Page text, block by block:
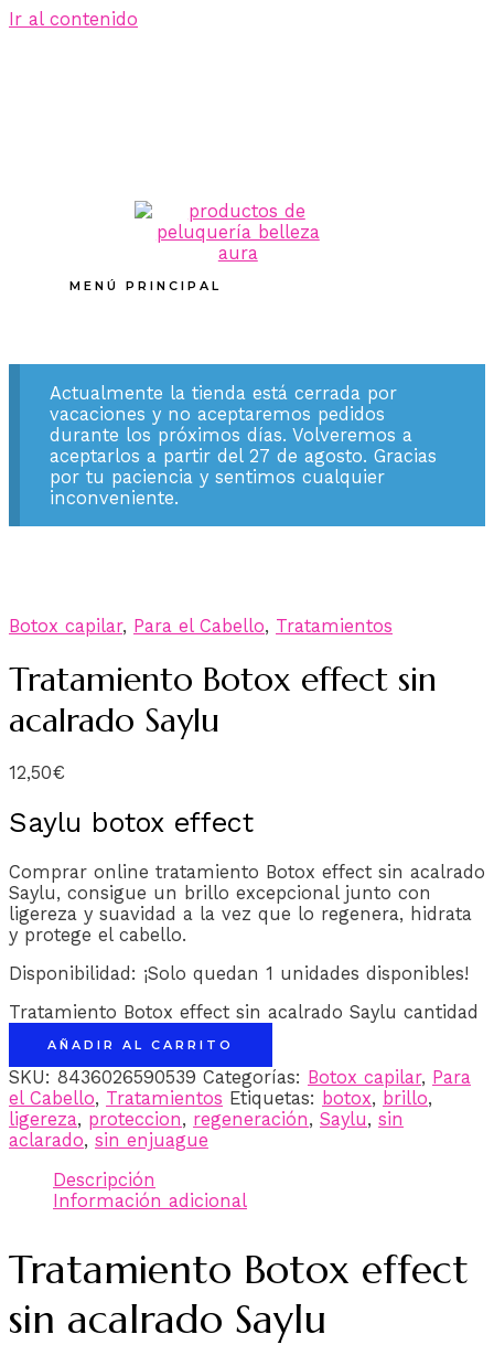
Ir al contenido
MENÚ PRINCIPAL
Actualmente la tienda está cerrada por
vacaciones y no aceptaremos pedidos
durante los próximos días. Volveremos a
aceptarlos a partir del 27 de agosto. Gracias
por tu paciencia y sentimos cualquier
inconveniente.
Botox capilar, Para el Cabello, Tratamientos
Tratamiento Botox effect sin
acalrado Saylu
12,50€
Saylu botox effect
Comprar online tratamiento Botox effect sin acalrado
Saylu, consigue un brillo excepcional junto con
ligereza y suavidad a la vez que lo regenera, hidrata
y protege el cabello.
Disponibilidad: ¡Solo quedan 1 unidades disponibles!
Tratamiento Botox effect sin acalrado Saylu cantidad
AÑADIR AL CARRITO
SKU: 8436026590539 Categorías: Botox capilar, Para
el Cabello, Tratamientos Etiquetas: botox, brillo,
ligereza, proteccion, regeneración, Saylu, sin
aclarado, sin enjuague
Descripción
Información adicional
Tratamiento Botox effect
sin acalrado Saylu